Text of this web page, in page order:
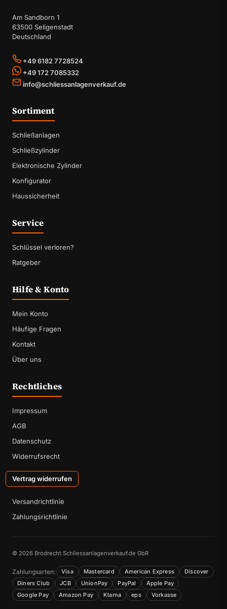
Am Sandborn 1
63500 Seligenstadt
Deutschland
+49 6182 7728524
+49 172 7085332
info@schliessanlagenverkauf.de
Sortiment
Schließanlagen
Schließzylinder
Elektronische Zylinder
Konfigurator
Haussicherheit
Service
Schlüssel verloren?
Ratgeber
Hilfe & Konto
Mein Konto
Häufige Fragen
Kontakt
Über uns
Rechtliches
Impressum
AGB
Datenschutz
Widerrufsrecht
Vertrag widerrufen
Versandrichtlinie
Zahlungsrichtlinie
© 2026 Brodrecht Schliessanlagenverkauf.de GbR
Zahlungsarten: Visa Mastercard American Express
Discover
Diners Club
JCB UnionPay PayPal
Apple Pay
Google Pay
Amazon Pay Klarna eps Vorkasse